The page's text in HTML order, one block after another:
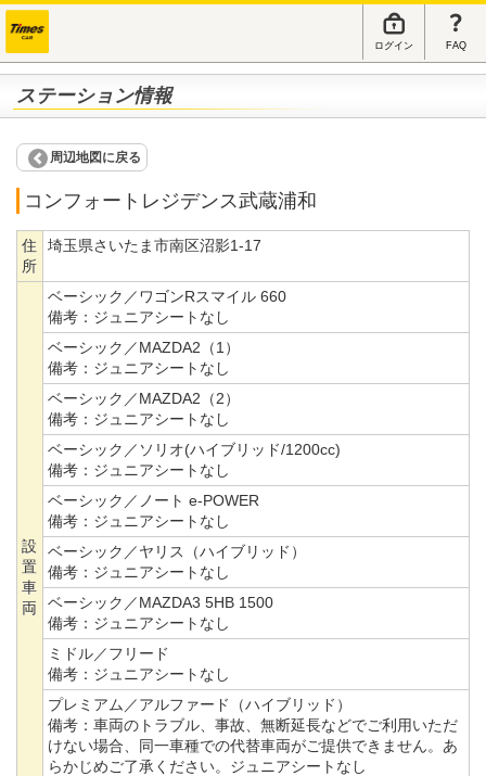
ログイン FAQ
ステーション情報
周辺地図に戻る
コンフォートレジデンス武蔵浦和
住
所
埼玉県さいたま市南区沼影1-17
設
置
車
両
ベーシック／ワゴンRスマイル 660
備考： ジュニアシートなし
ベーシック／MAZDA2（1）
備考： ジュニアシートなし
ベーシック／MAZDA2（2）
備考： ジュニアシートなし
ベーシック／ソリオ(ハイブリッド/1200cc)
備考： ジュニアシートなし
ベーシック／ノート e-POWER
備考： ジュニアシートなし
ベーシック／ヤリス（ハイブリッド）
備考： ジュニアシートなし
ベーシック／MAZDA3 5HB 1500
備考： ジュニアシートなし
ミドル／フリード
備考： ジュニアシートなし
プレミアム／アルファード（ハイブリッド）
備考： 車両のトラブル、事故、無断延長などでご利用いただ
けない場合、同一車種での代替車両がご提供できません。あ
らかじめご了承ください。ジュニアシートなし